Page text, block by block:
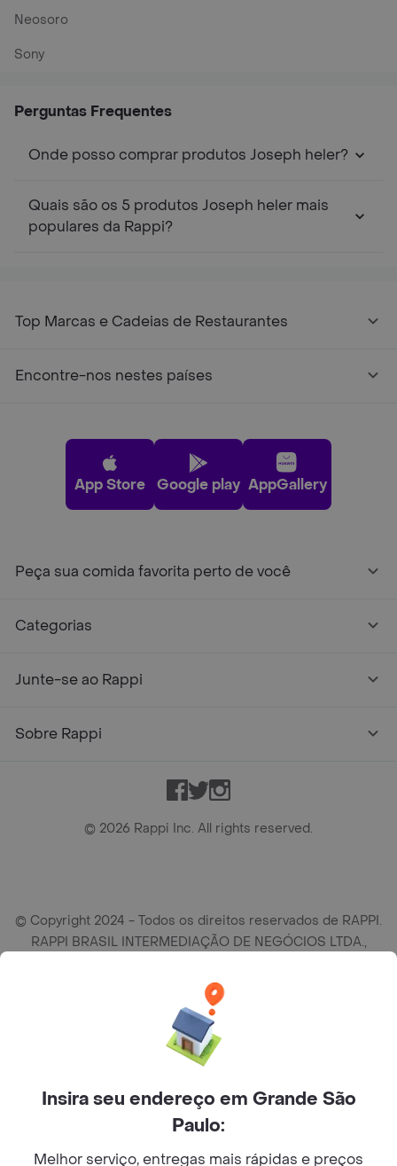
Neosoro
Sony
Perguntas Frequentes
Onde posso comprar produtos Joseph heler?
Quais são os 5 produtos Joseph heler mais
populares da Rappi?
Top Marcas e Cadeias de Restaurantes
Encontre-nos nestes países
App Store Google play AppGallery
Peça sua comida favorita perto de você
Categorias
Junte-se ao Rappi
Sobre Rappi
Facebook
TwitterInstagram
© 2026 Rappi Inc. All rights reserved.
© Copyright 2024 - Todos os direitos reservados de RAPPI.
RAPPI BRASIL INTERMEDIAÇÃO DE NEGÓCIOS LTDA.,
conj. 91, Lado A, Cerqueira Cesar, São Paulo/SP CEP. 01414-
905, CNPJ/MF n° 26.900.161/0001-25.
Insira seu endereço em Grande São
Paulo:
Melhor serviço, entregas mais rápidas e preços